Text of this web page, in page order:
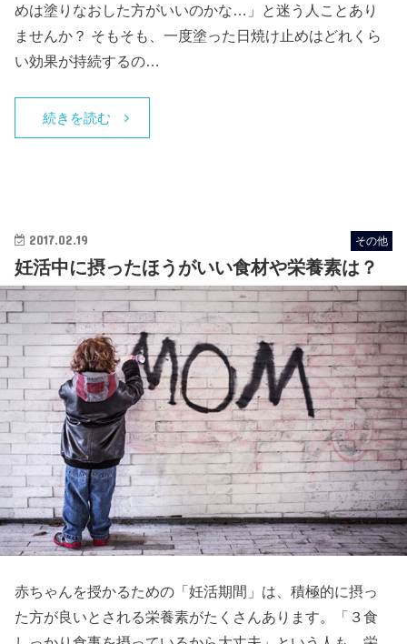
めは塗りなおした方がいいのかな…」と迷う人ことあり
ませんか？ そもそも、一度塗った日焼け止めはどれくら
い効果が持続するの…
続きを読む
2017.02.19 その他
妊活中に摂ったほうがいい食材や栄養素は？
赤ちゃんを授かるための「妊活期間」は、積極的に摂っ
た方が良いとされる栄養素がたくさんあります。「３食